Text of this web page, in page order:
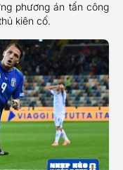
phương án tấn công
kiên cố.